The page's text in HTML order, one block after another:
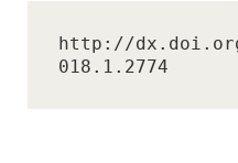
http://
018.1.2774